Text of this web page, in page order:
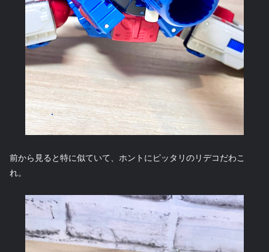
前から見ると特に似ていて、ホントにピッタリのリデコだわこ
れ。